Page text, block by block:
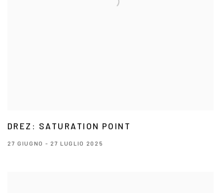
DREZ: SATURATION POINT
27 GIUGNO - 27 LUGLIO 2025